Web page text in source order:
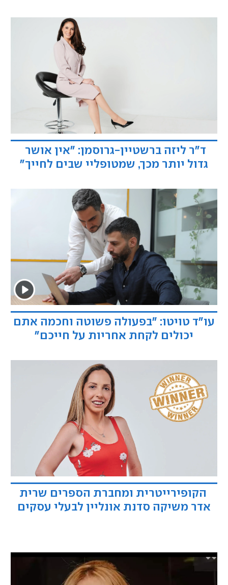
ד"ר ליזה ברשטיין-גרוסמן: ״אין אושר
גדול יותר מכך, שמטופליי שבים לחייך"
עו"ד טויטו: "בפעולה פשוטה וחכמה אתם
יכולים לקחת אחריות על חייכם"
הקופירייטרית ומחברת הספרים שרית
אדר משיקה סדנת אונליין לבעלי עסקים